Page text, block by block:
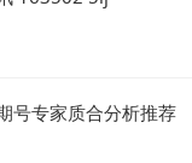
号专家质合分析推荐